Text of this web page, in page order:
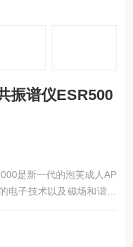
振谱仪ESR500
是新一代的泡芙成人AP
子技术以及磁场和谐振
了两倍以上信噪比的提